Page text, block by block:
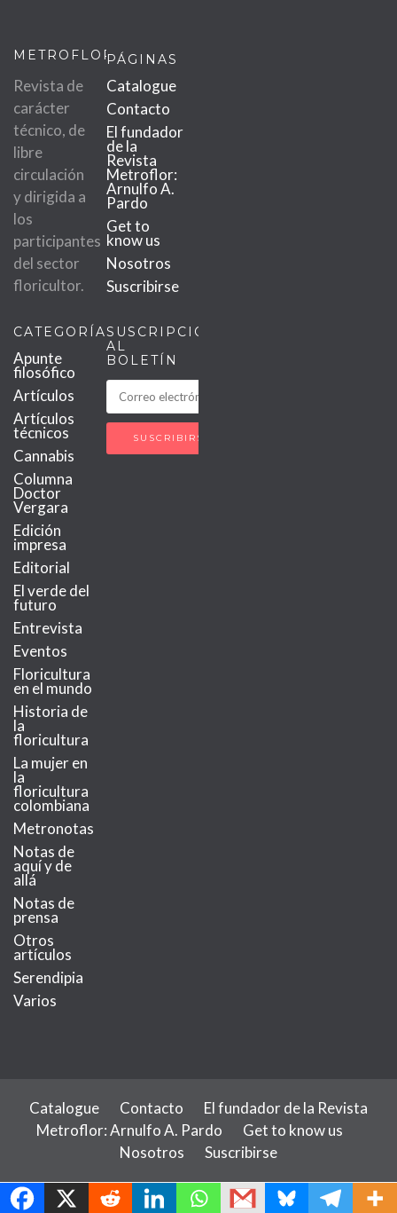
METROFLOR
Revista de
carácter
técnico, de
libre
circulación
y dirigida a
los
participantes
del sector
floricultor.
PÁGINAS
Catalogue
Contacto
El fundador
de la
Revista
Metroflor:
Arnulfo A.
Pardo
Get to
know us
Nosotros
Suscribirse
CATEGORÍAS
Apunte
filosófico
Artículos
Artículos
técnicos
Cannabis
Columna
Doctor
Vergara
Edición
impresa
Editorial
El verde del
futuro
Entrevista
Eventos
Floricultura
en el mundo
Historia de
la
floricultura
La mujer en
la
floricultura
colombiana
Metronotas
Notas de
aquí y de
allá
Notas de
prensa
Otros
artículos
Serendipia
Varios
SUSCRIPCIÓN
AL
BOLETÍN
Catalogue Contacto
El fundador de la Revista
Metroflor: Arnulfo A. Pardo
Get to know us
Nosotros
Suscribirse